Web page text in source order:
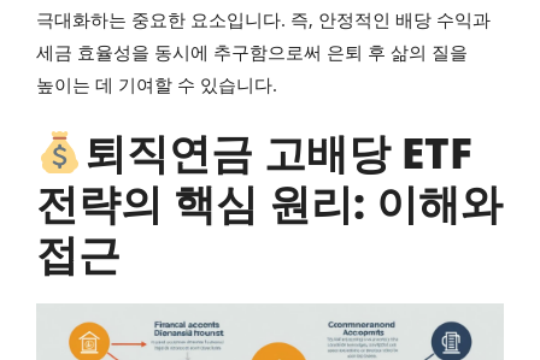
극대화하는 중요한 요소입니다. 즉, 안정적인 배당 수익과
세금 효율성을 동시에 추구함으로써 은퇴 후 삶의 질을
높이는 데 기여할 수 있습니다.
퇴직연금 고배당 ETF
전략의 핵심 원리: 이해와
접근